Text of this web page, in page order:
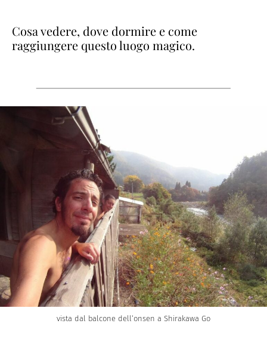
Cosa vedere, dove dormire e come
raggiungere questo luogo magico.
vista dal balcone dell’onsen a Shirakawa Go